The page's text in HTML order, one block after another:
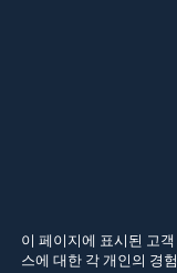
이 페이지에 표시된 고
스에 대한 각 개인의 경